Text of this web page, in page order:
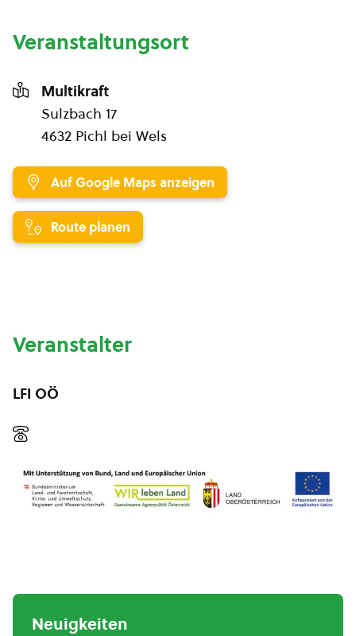
Veranstaltungsort
Multikraft
Sulzbach 17
4632 Pichl bei Wels
Auf Google Maps anzeigen
Route planen
Veranstalter
LFI OÖ
Neuigkeiten